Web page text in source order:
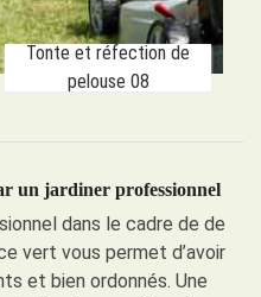
Tonte et réfection de
pelouse 08
un jardiner professionnel
dans le cadre de de
vert vous permet d’avoir
et bien ordonnés. Une